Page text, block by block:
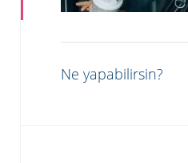
Ne yapabilirsin?